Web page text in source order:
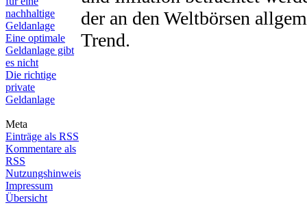
nachhaltige
Geldanlage
Eine optimale
Geldanlage gibt
es nicht
Die richtige
private
Geldanlage
Meta
Einträge als RSS
Kommentare als
RSS
Nutzungshinweis
Impressum
Übersicht
der an den Weltbörsen
Trend.